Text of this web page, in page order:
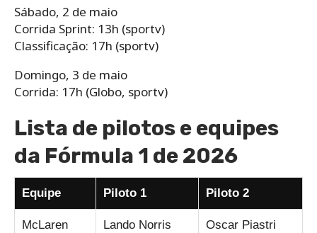
Sábado, 2 de maio
Corrida Sprint: 13h (sportv)
Classificação: 17h (sportv)
Domingo, 3 de maio
Corrida: 17h (Globo, sportv)
Lista de pilotos e equipes
da Fórmula 1 de 2026
Equipe Piloto 1 Piloto 2
McLaren Lando Norris Oscar Piastri